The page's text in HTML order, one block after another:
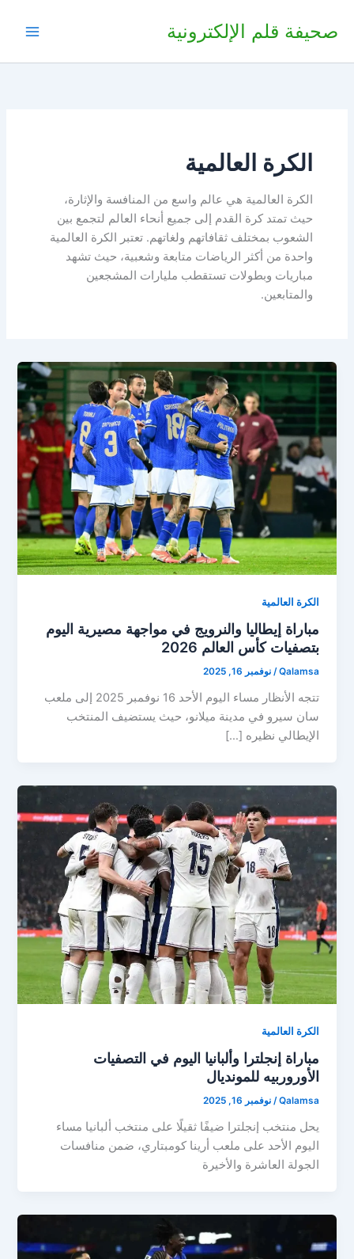
صحيفة قلم الإلكترونية
الكرة العالمية
الكرة العالمية هي عالم واسع من المنافسة والإثارة،
حيث تمتد كرة القدم إلى جميع أنحاء العالم لتجمع بين
الشعوب بمختلف ثقافاتهم ولغاتهم. تعتبر الكرة العالمية
واحدة من أكثر الرياضات متابعة وشعبية، حيث تشهد
مباريات وبطولات تستقطب مليارات المشجعين
والمتابعين.
الكرة العالمية
مباراة إيطاليا والنرويج في مواجهة مصيرية اليوم
بتصفيات كأس العالم 2026
Qalamsa
/نوفمبر 16, 2025
تتجه الأنظار مساء اليوم الأحد 16 نوفمبر 2025 إلى ملعب
سان سيرو في مدينة ميلانو، حيث يستضيف المنتخب
الإيطالي نظيره […]
الكرة العالمية
مباراة إنجلترا وألبانيا اليوم في التصفيات
الأوروربيه للمونديال
Qalamsa
/نوفمبر 16, 2025
يحل منتخب إنجلترا ضيفًا ثقيلًا على منتخب ألبانيا مساء
اليوم الأحد على ملعب أرينا كومبتاري، ضمن منافسات
الجولة العاشرة والأخيرة